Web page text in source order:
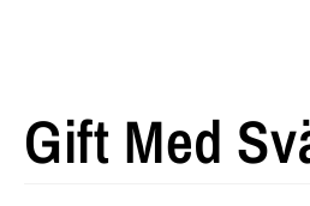
Gift Med